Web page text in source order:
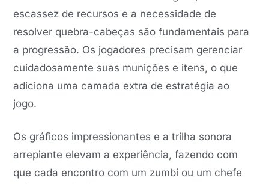
escassez de recursos e a necessidade de
resolver quebra-cabeças são fundamentais para
a progressão. Os jogadores precisam gerenciar
cuidadosamente suas munições e itens, o que
adiciona uma camada extra de estratégia ao
jogo.
Os gráficos impressionantes e a trilha sonora
arrepiante elevam a experiência, fazendo com
que cada encontro com um zumbi ou um chefe